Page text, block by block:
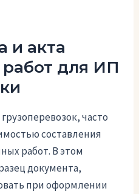
и акта
для ИП
часто
составления
работ. В этом
документа,
при оформлении